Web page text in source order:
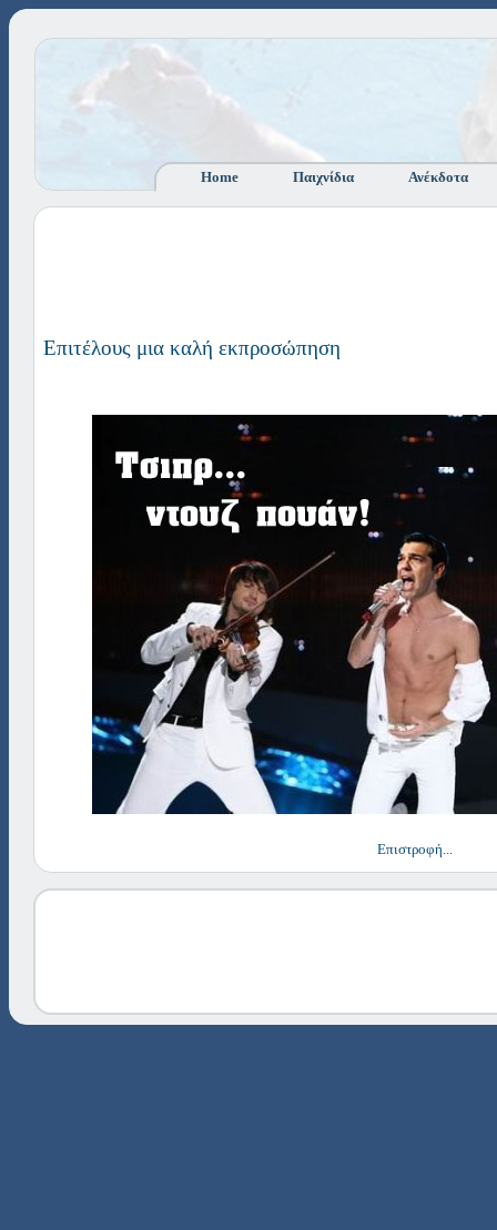
Home Παιχνίδια Ανέκδοτα
Επιτέλους μια καλή εκπροσώπηση
Επιστροφή...